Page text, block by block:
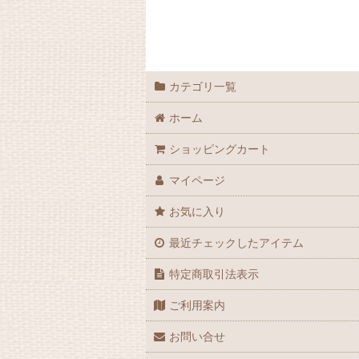
カテゴリ一覧
ホーム
ショッピングカート
マイページ
お気に入り
最近チェックしたアイテム
特定商取引法表示
ご利用案内
お問い合せ